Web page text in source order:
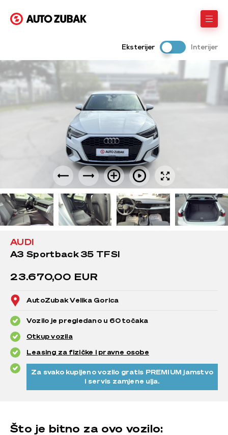
Eksterijer Interijer
AUDI
A3 Sportback 35 TFSI
23.670,00 EUR
AutoZubak Velika Gorica
Vozilo je pregledano u 60 točaka
Otkup vozila
Leasing za fizičke i pravne osobe
Za svako kupljeno vozilo gratis PREMIUM jamstvo
i servis zamjene ulja.
Što je bitno za ovo vozilo: